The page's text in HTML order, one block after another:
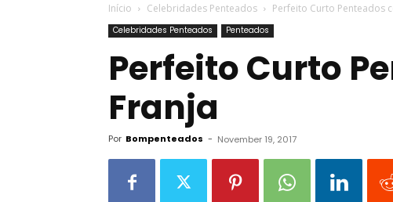
Início Celebridades Penteados Perfeito Curto Penteados
Celebridades Penteados Penteados
Perfeito Curto
Franja
Por Bompenteados - November 19, 2017